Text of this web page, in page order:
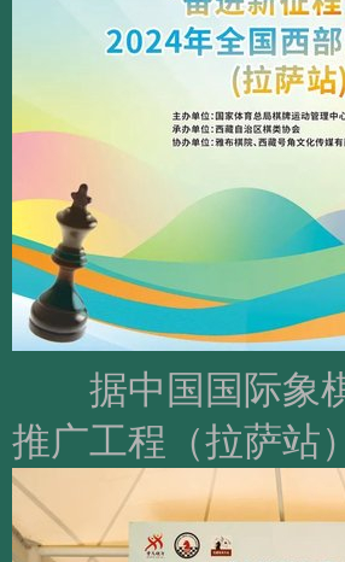
据中国国际象棋
推广工程（拉萨站